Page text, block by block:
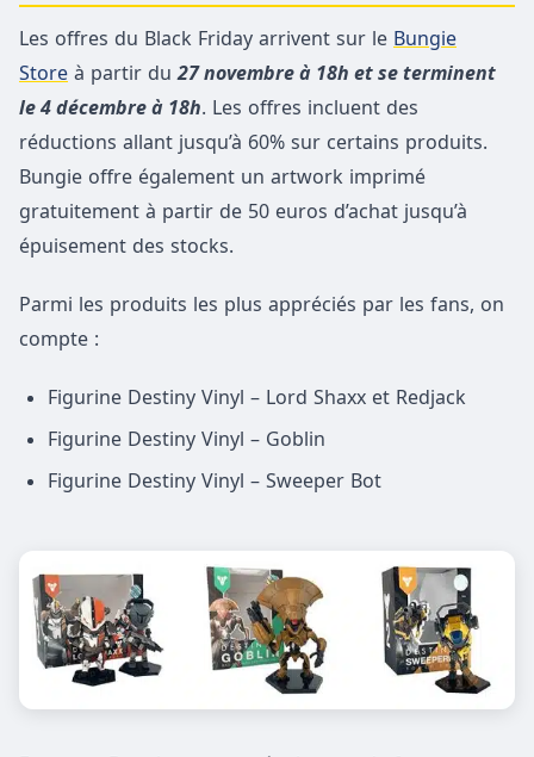
Les offres du Black Friday arrivent sur le Bungie
Store à partir du 27 novembre à 18h et se terminent
le 4 décembre à 18h. Les offres incluent des
réductions allant jusqu’à 60% sur certains produits.
Bungie offre également un artwork imprimé
gratuitement à partir de 50 euros d’achat jusqu’à
épuisement des stocks.
Parmi les produits les plus appréciés par les fans, on
compte :
Figurine Destiny Vinyl – Lord Shaxx et Redjack
Figurine Destiny Vinyl – Goblin
Figurine Destiny Vinyl – Sweeper Bot